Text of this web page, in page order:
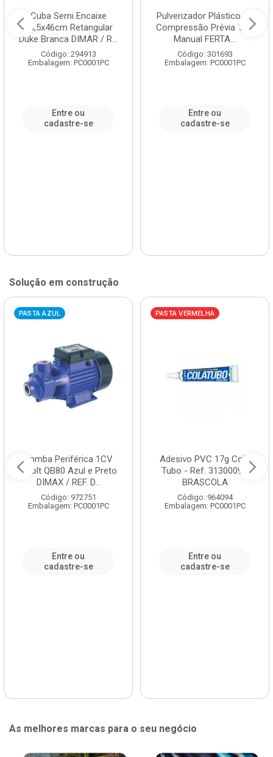
Cuba Semi Encaixe
58,5x46cm Retangular
Duke Branca DIMAR / R...
Código: 294913
Embalagem: PC0001PC
Entre ou
cadastre-se
Pulverizador Plástico de
Compressão Prévia 1,5L
Manual FERTA...
Código: 301693
Embalagem: PC0001PC
Entre ou
cadastre-se
Solução em construção
PASTA AZUL
Bomba Periférica 1CV
Bivolt QB80 Azul e Preto
DIMAX / REF. D...
Código: 972751
Embalagem: PC0001PC
Entre ou
cadastre-se
PASTA VERMELHA
Adesivo PVC 17g Cola
Tubo - Ref. 3130009 -
BRASCOLA
Código: 964094
Embalagem: PC0001PC
Entre ou
cadastre-se
As melhores marcas para o seu negócio